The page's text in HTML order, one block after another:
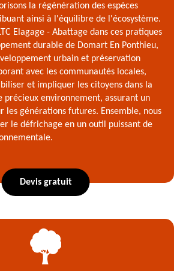
la régénération des espèces
ainsi à l'équilibre de l'écosystème.
Elagage - Abattage dans ces pratiques
durable de Domart En Ponthieu,
urbain et préservation
avec les communautés locales,
et impliquer les citoyens dans la
précieux environnement, assurant un
les générations futures. Ensemble, nous
le défrichage en un outil puissant de
Devis gratuit